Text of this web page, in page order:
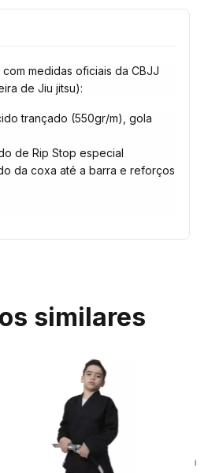
medidas oficiais da CBJJ
de Jiu jitsu):
trançado (550gr/m), gola
de Rip Stop especial
da coxa até a barra e reforços
similares